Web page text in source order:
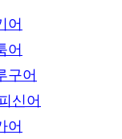
어
어
구어
신어
어